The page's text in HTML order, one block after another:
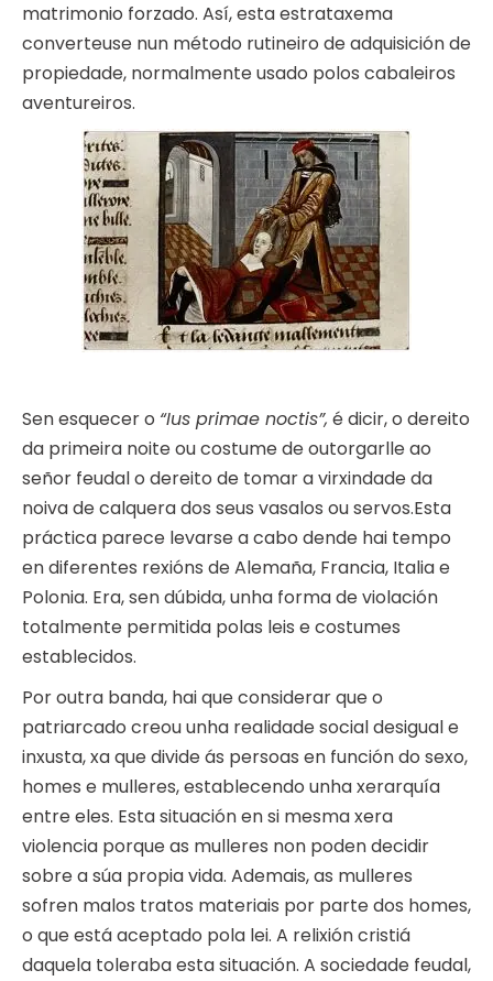
matrimonio forzado. Así, esta estrataxema
converteuse nun método rutineiro de adquisición de
propiedade, normalmente usado polos cabaleiros
aventureiros.
Sen esquecer o “Ius primae noctis”, é dicir, o dereito
da primeira noite ou costume de outorgarlle ao
señor feudal o dereito de tomar a virxindade da
noiva de calquera dos seus vasalos ou servos.Esta
práctica parece levarse a cabo dende hai tempo
en diferentes rexións de Alemaña, Francia, Italia e
Polonia. Era, sen dúbida, unha forma de violación
totalmente permitida polas leis e costumes
establecidos.
Por outra banda, hai que considerar que o
patriarcado creou unha realidade social desigual e
inxusta, xa que divide ás persoas en función do sexo,
homes e mulleres, establecendo unha xerarquía
entre eles. Esta situación en si mesma xera
violencia porque as mulleres non poden decidir
sobre a súa propia vida. Ademais, as mulleres
sofren malos tratos materiais por parte dos homes,
o que está aceptado pola lei. A relixión cristiá
daquela toleraba esta situación. A sociedade feudal,